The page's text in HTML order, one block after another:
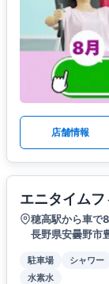
店舗情報
エニタイム
穂高駅から車で
長野県安曇野市
駐車場 シャワー
水素水